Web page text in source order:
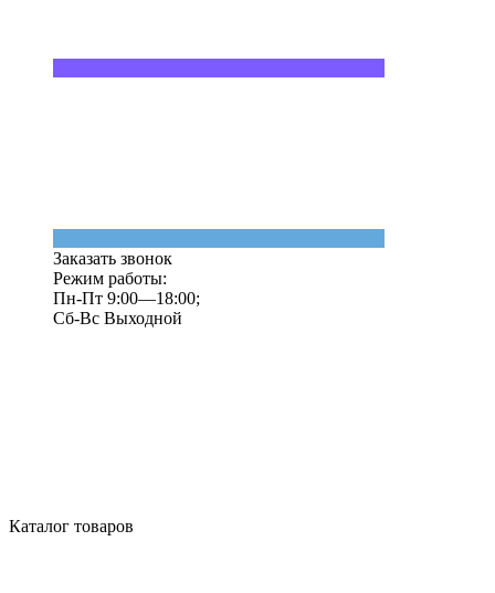
Заказать звонок
Режим работы:
Пн-Пт 9:00—18:00;
Сб-Вс Выходной
Каталог товаров